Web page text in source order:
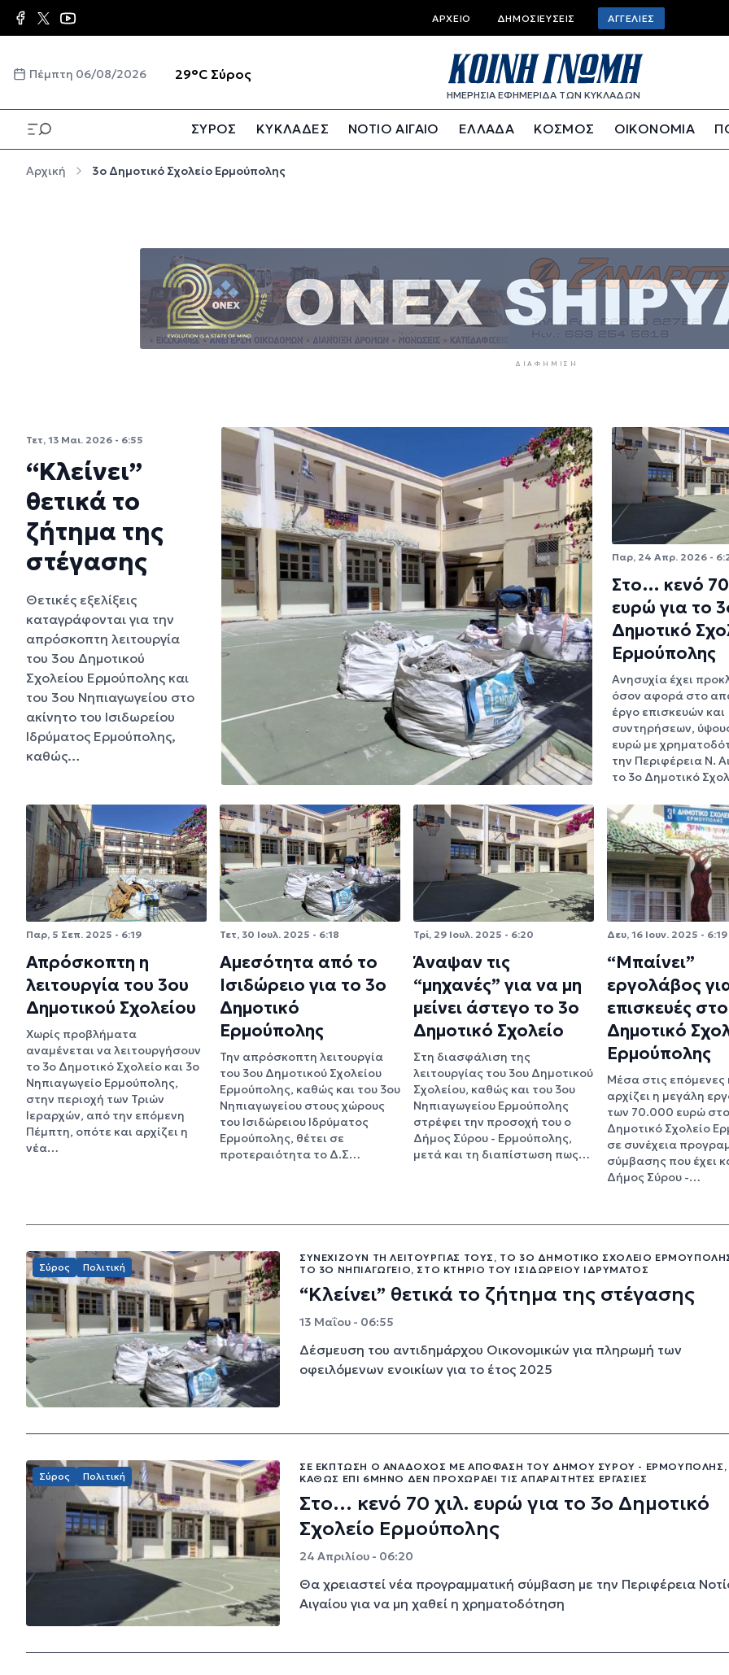
Παράκαμψη προς το κυρίως περιεχόμενο Top bar menu
ΑΡΧΕΊΟ ΔΗΜΟΣΙΕΎΣΕΙΣ ΑΓΓΕΛΊΕΣ
Πέμπτη 06/08/2026 29°C Σύρος
ΗΜΕΡΗΣΙΑ ΕΦΗΜΕΡΙΔΑ ΤΩΝ ΚΥΚΛΑΔΩΝ
ΣΥΡΟΣ ΚΥΚΛΑΔΕΣ ΝΟΤΙΟ ΑΙΓΑΙΟ ΕΛΛΑΔΑ ΚΟΣΜΟΣ ΟΙΚΟΝΟΜΙΑ
Αρχική 3ο Δημοτικό Σχολείο Ερμούπολης
ΔΙΑΦΉΜΙΣΗ
Τετ, 13 Μαι. 2026 - 6:55
“Κλείνει”
θετικά το
ζήτημα της
στέγασης
Θετικές εξελίξεις
καταγράφονται για την
απρόσκοπτη λειτουργία
του 3ου Δημοτικού
Σχολείου Ερμούπολης και
του 3ου Νηπιαγωγείου στο
ακίνητο του Ισιδωρείου
Ιδρύματος Ερμούπολης,
καθώς…
Παρ, 24 Απρ. 2026 -
Στο… κενό 70
ευρώ για το
Δημοτικό
Ερμούπολης
Ανησυχία έχει
όσον αφορά στο
έργο επισκευών και
συντηρήσεων,
ευρώ με
την Περιφέρεια Ν.
το 3ο Δημοτικό
Παρ, 5 Σεπ. 2025 - 6:19
Απρόσκοπτη η
λειτουργία του 3ου
Δημοτικού Σχολείου
Χωρίς προβλήματα
αναμένεται να λειτουργήσουν
το 3ο Δημοτικό Σχολείο και 3ο
Νηπιαγωγείο Ερμούπολης,
στην περιοχή των Τριών
Ιεραρχών, από την επόμενη
Πέμπτη, οπότε και αρχίζει η
νέα…
Τετ, 30 Ιουλ. 2025 - 6:18
Αμεσότητα από το
Ισιδώρειο για το 3ο
Δημοτικό
Ερμούπολης
Την απρόσκοπτη λειτουργία
του 3ου Δημοτικού Σχολείου
Ερμούπολης, καθώς και του 3ου
Νηπιαγωγείου στους χώρους
του Ισιδώρειου Ιδρύματος
Ερμούπολης, θέτει σε
προτεραιότητα το Δ.Σ…
Τρί, 29 Ιουλ. 2025 - 6:20
Άναψαν τις
“μηχανές” για να μη
μείνει άστεγο το 3ο
Δημοτικό Σχολείο
Στη διασφάλιση της
λειτουργίας του 3ου Δημοτικού
Σχολείου, καθώς και του 3ου
Νηπιαγωγείου Ερμούπολης
στρέφει την προσοχή του ο
Δήμος Σύρου - Ερμούπολης,
μετά και τη διαπίστωση πως…
Δευ, 16 Ιουν. 2025 - 6:19
“Μπαίνει”
εργολάβος
επισκευές
Δημοτικό
Ερμούπολης
Μέσα στις επόμενες
αρχίζει η μεγάλη
των 70.000 ευρώ
Δημοτικό Σχολείο
σε συνέχεια
σύμβασης που έχει
Δήμος Σύρου -…
Σύρος Πολιτική
ΣΥΝΕΧΊΖΟΥΝ ΤΗ ΛΕΙΤΟΥΡΓΊΑΣ ΤΟΥΣ, ΤΟ 3Ο ΔΗΜΟΤΙΚΌ ΣΧΟΛΕΊΟ
ΤΟ 3Ο ΝΗΠΙΑΓΩΓΕΊΟ, ΣΤΟ ΚΤΉΡΙΟ ΤΟΥ ΙΣΙΔΩΡΕΊΟΥ ΙΔΡΎΜΑΤΟΣ
“Κλείνει” θετικά το ζήτημα της στέγασης
13 Μαΐου - 06:55
Δέσμευση του αντιδημάρχου Οικονομικών για πληρωμή των
οφειλόμενων ενοικίων για το έτος 2025
Σύρος Πολιτική
ΣΕ ΈΚΠΤΩΣΗ Ο ΑΝΆΔΟΧΟΣ ΜΕ ΑΠΌΦΑΣΗ ΤΟΥ ΔΉΜΟΥ ΣΎΡΟΥ - ΕΡΜΟΎΠΟΛΗΣ,
ΚΑΘΏΣ ΕΠΊ 6ΜΗΝΟ ΔΕΝ ΠΡΟΧΩΡΆΕΙ ΤΙΣ ΑΠΑΡΑΊΤΗΤΕΣ ΕΡΓΑΣΊΕΣ
Στο… κενό 70 χιλ. ευρώ για το 3ο Δημοτικό
Σχολείο Ερμούπολης
24 Απριλίου - 06:20
Θα χρειαστεί νέα προγραμματική σύμβαση με την Περιφέρεια
Αιγαίου για να μη χαθεί η χρηματοδότηση